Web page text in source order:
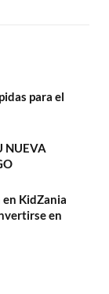
para el
NUEVA
KidZania
en